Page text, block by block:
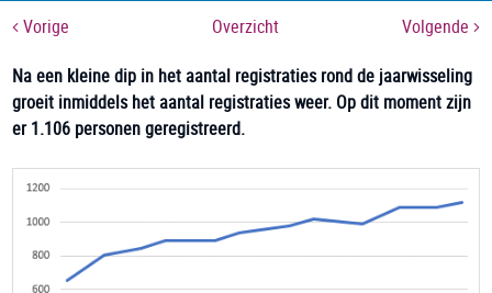
Registratie
Documenten
Nieuws
FAQ
Contact
Vorige Overzicht Volgende
Na een kleine dip in het aantal registraties rond de jaarwisseling
groeit inmiddels het aantal registraties weer. Op dit moment zijn
er 1.106 personen geregistreerd.